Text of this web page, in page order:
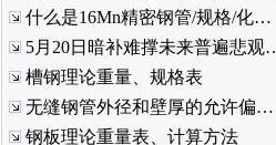
什么是16Mn精密钢管/规格/化…
5月20日暗补难撑未来普遍悲观
槽钢理论重量、规格表
无缝钢管外径和壁厚的允许偏…
钢板理论重量表、计算方法